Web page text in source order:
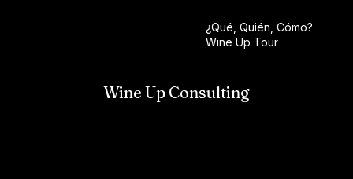
¿Qué, Quién, Cómo?
Wine Up Tour
Wine Up Consulting